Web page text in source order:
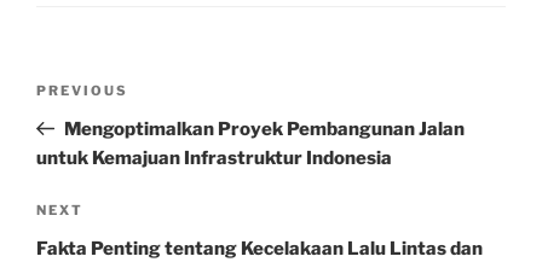
Previous
Post
PREVIOUS
Mengoptimalkan Proyek Pembangunan Jalan
untuk Kemajuan Infrastruktur Indonesia
Next
Post
NEXT
Fakta Penting tentang Kecelakaan Lalu Lintas dan